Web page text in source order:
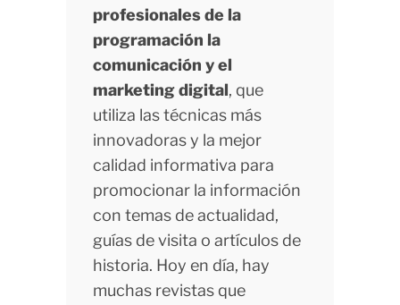
profesionales de la
programación la
comunicación y el
marketing digital, que
utiliza las técnicas más
innovadoras y la mejor
calidad informativa para
promocionar la información
con temas de actualidad,
guías de visita o artículos de
historia. Hoy en día, hay
muchas revistas que